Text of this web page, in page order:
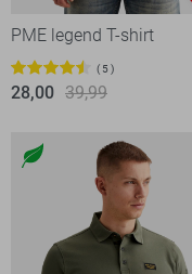
PME legend T-shirt
5
28,00 39,99